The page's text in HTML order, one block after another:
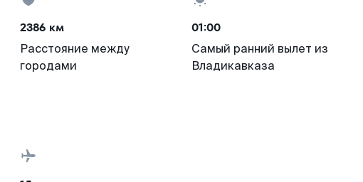
2386 км
Расстояние между
городами
01:00
Самый ранний вылет из
Владикавказа